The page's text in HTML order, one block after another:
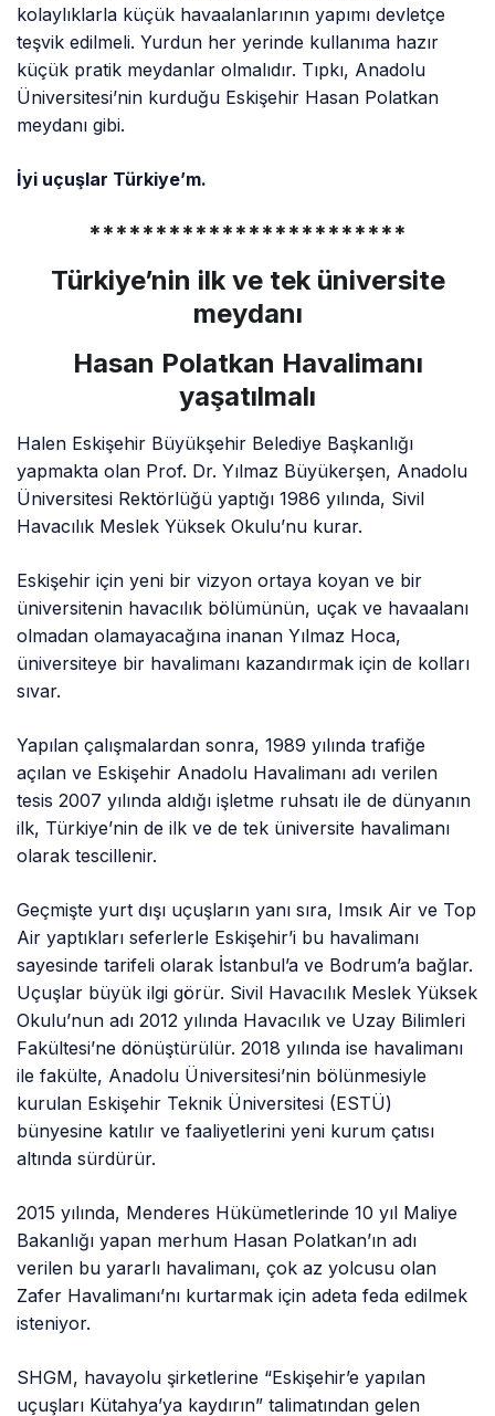
kolaylıklarla küçük havaalanlarının yapımı devletçe
teşvik edilmeli. Yurdun her yerinde kullanıma hazır
küçük pratik meydanlar olmalıdır. Tıpkı, Anadolu
Üniversitesi’nin kurduğu Eskişehir Hasan Polatkan
meydanı gibi.
İyi uçuşlar Türkiye’m.
************************
Türkiye’nin ilk ve tek üniversite
meydanı
Hasan Polatkan Havalimanı
yaşatılmalı
Halen Eskişehir Büyükşehir Belediye Başkanlığı
yapmakta olan Prof. Dr. Yılmaz Büyükerşen, Anadolu
Üniversitesi Rektörlüğü yaptığı 1986 yılında, Sivil
Havacılık Meslek Yüksek Okulu’nu kurar.
Eskişehir için yeni bir vizyon ortaya koyan ve bir
üniversitenin havacılık bölümünün, uçak ve havaalanı
olmadan olamayacağına inanan Yılmaz Hoca,
üniversiteye bir havalimanı kazandırmak için de kolları
sıvar.
Yapılan çalışmalardan sonra, 1989 yılında trafiğe
açılan ve Eskişehir Anadolu Havalimanı adı verilen
tesis 2007 yılında aldığı işletme ruhsatı ile de dünyanın
ilk, Türkiye’nin de ilk ve de tek üniversite havalimanı
olarak tescillenir.
Geçmişte yurt dışı uçuşların yanı sıra, Imsık Air ve Top
Air yaptıkları seferlerle Eskişehir’i bu havalimanı
sayesinde tarifeli olarak İstanbul’a ve Bodrum’a bağlar.
Uçuşlar büyük ilgi görür. Sivil Havacılık Meslek Yüksek
Okulu’nun adı 2012 yılında Havacılık ve Uzay Bilimleri
Fakültesi’ne dönüştürülür. 2018 yılında ise havalimanı
ile fakülte, Anadolu Üniversitesi’nin bölünmesiyle
kurulan Eskişehir Teknik Üniversitesi (ESTÜ)
bünyesine katılır ve faaliyetlerini yeni kurum çatısı
altında sürdürür.
2015 yılında, Menderes Hükümetlerinde 10 yıl Maliye
Bakanlığı yapan merhum Hasan Polatkan’ın adı
verilen bu yararlı havalimanı, çok az yolcusu olan
Zafer Havalimanı’nı kurtarmak için adeta feda edilmek
isteniyor.
SHGM, havayolu şirketlerine “Eskişehir’e yapılan
uçuşları Kütahya’ya kaydırın” talimatından gelen